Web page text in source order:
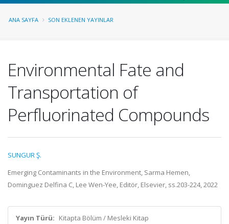
ANA SAYFA SON EKLENEN YAYINLAR
Environmental Fate and
Transportation of
Perfluorinated Compounds
SUNGUR Ş.
Emerging Contaminants in the Environment, Sarma Hemen,
Dominguez Delfina C, Lee Wen-Yee, Editör, Elsevier, ss.203-224, 2022
Yayın Türü: Kitapta Bölüm / Mesleki Kitap